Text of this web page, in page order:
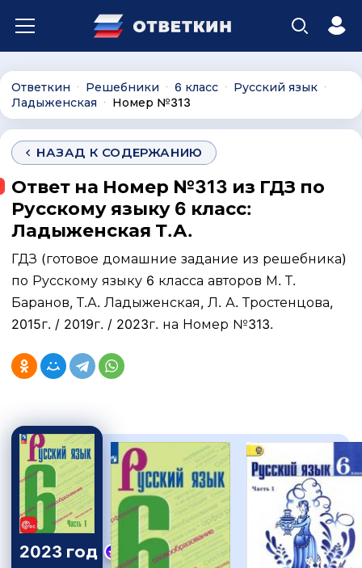
Ответкин ∙ Решебники ∙ 6 класс ∙ Русский язык ∙
Ладыженская ∙ Номер №313
НАЗАД К СОДЕРЖАНИЮ
Ответ на Номер №313 из ГДЗ по
Русскому языку 6 класс:
Ладыженская Т.А.
ГДЗ (готовое домашние задание из решебника)
по Русскому языку 6 класса авторов М. Т.
Баранов, Т.А. Ладыженская, Л. А. Тростенцова,
2015г. / 2019г. / 2023г. на Номер №313.
2023 год